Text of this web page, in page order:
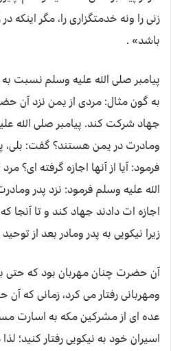
زنی را ونه خدمتگزاری را، مگر اینکه
باشد» .
پیامبر صلی الله علیه وسلم نسبت
به گون مثال: مردی از یمن نزد آن
جهاد شرکت کند. پیامبر صلی الله
ومادرت در یمن هستند؟ گفت: بلی،
فرمود: آیا از آنها اجازه گرفته ای؟
الله علیه وسلم فرمود: نزد پدر
اجازه ات دادند جهاد کند و تا آنجا
زیرا نیکویی به پدر ومادر بعد از
آن حضرت چنان مهربان بود که حتی
ومهربانی رفتار می کرد، زمانی که
عده ای از مشرکین مکه به اسارت
اسیران خود به نیکویی رفتار کنید؛